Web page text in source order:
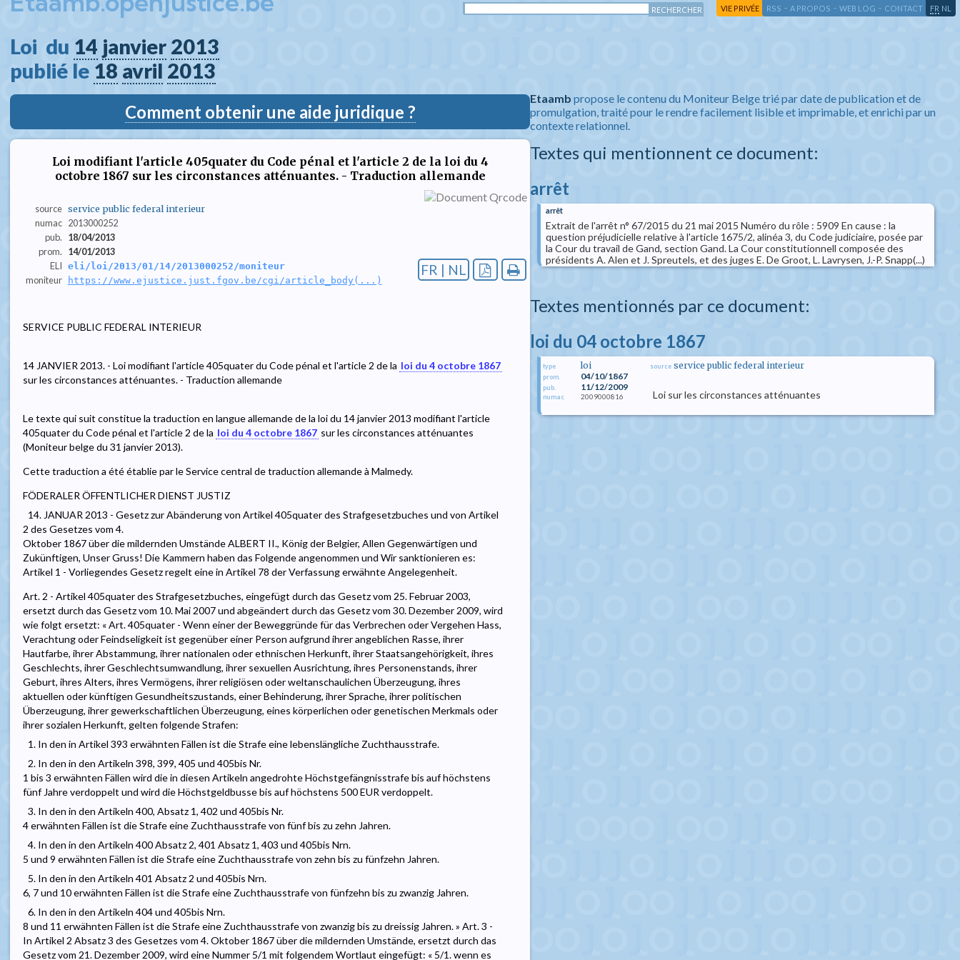
VIE PRIVÉE RSS - A PROPOS - WEB LOG - CONTACT FR NL
Loi  du 14 janvier 2013
publié le 18 avril 2013
Comment obtenir une aide juridique ?
Loi modifiant l'article 405quater du Code pénal et l'article 2 de la loi du 4
octobre 1867 sur les circonstances atténuantes. - Traduction allemande
source service public federal interieur
numac 2013000252
pub.
18/04/2013
prom.
14/01/2013
ELI eli/loi/2013/01/14/2013000252/moniteur
moniteur https://www.ejustice.just.fgov.be/cgi/article_body(...)
FR | NL
SERVICE PUBLIC FEDERAL INTERIEUR
14 JANVIER 2013. - Loi modifiant l'article 405quater du Code pénal et l'article 2 de la loi du 4 octobre 1867
sur les circonstances atténuantes. - Traduction allemande
Le texte qui suit constitue la traduction en langue allemande de la loi du 14 janvier 2013 modifiant l'article
405quater du Code pénal et l'article 2 de la loi du 4 octobre 1867 sur les circonstances atténuantes
(Moniteur belge du 31 janvier 2013).
Cette traduction a été établie par le Service central de traduction allemande à Malmedy.
FÖDERALER ÖFFENTLICHER DIENST JUSTIZ
14. JANUAR 2013 - Gesetz zur Abänderung von Artikel 405quater des Strafgesetzbuches und von Artikel
2 des Gesetzes vom 4.
Oktober 1867 über die mildernden Umstände ALBERT II., König der Belgier, Allen Gegenwärtigen und
Zukünftigen, Unser Gruss! Die Kammern haben das Folgende angenommen und Wir sanktionieren es:
Artikel 1 - Vorliegendes Gesetz regelt eine in Artikel 78 der Verfassung erwähnte Angelegenheit.
Art. 2 - Artikel 405quater des Strafgesetzbuches, eingefügt durch das Gesetz vom 25. Februar 2003,
ersetzt durch das Gesetz vom 10. Mai 2007 und abgeändert durch das Gesetz vom 30. Dezember 2009, wird
wie folgt ersetzt: « Art. 405quater - Wenn einer der Beweggründe für das Verbrechen oder Vergehen Hass,
Verachtung oder Feindseligkeit ist gegenüber einer Person aufgrund ihrer angeblichen Rasse, ihrer
Hautfarbe, ihrer Abstammung, ihrer nationalen oder ethnischen Herkunft, ihrer Staatsangehörigkeit, ihres
Geschlechts, ihrer Geschlechtsumwandlung, ihrer sexuellen Ausrichtung, ihres Personenstands, ihrer
Geburt, ihres Alters, ihres Vermögens, ihrer religiösen oder weltanschaulichen Überzeugung, ihres
aktuellen oder künftigen Gesundheitszustands, einer Behinderung, ihrer Sprache, ihrer politischen
Überzeugung, ihrer gewerkschaftlichen Überzeugung, eines körperlichen oder genetischen Merkmals oder
ihrer sozialen Herkunft, gelten folgende Strafen:
1. In den in Artikel 393 erwähnten Fällen ist die Strafe eine lebenslängliche Zuchthausstrafe.
2. In den in den Artikeln 398, 399, 405 und 405bis Nr.
1 bis 3 erwähnten Fällen wird die in diesen Artikeln angedrohte Höchstgefängnisstrafe bis auf höchstens
fünf Jahre verdoppelt und wird die Höchstgeldbusse bis auf höchstens 500 EUR verdoppelt.
3. In den in den Artikeln 400, Absatz 1, 402 und 405bis Nr.
4 erwähnten Fällen ist die Strafe eine Zuchthausstrafe von fünf bis zu zehn Jahren.
4. In den in den Artikeln 400 Absatz 2, 401 Absatz 1, 403 und 405bis Nrn.
5 und 9 erwähnten Fällen ist die Strafe eine Zuchthausstrafe von zehn bis zu fünfzehn Jahren.
5. In den in den Artikeln 401 Absatz 2 und 405bis Nrn.
6, 7 und 10 erwähnten Fällen ist die Strafe eine Zuchthausstrafe von fünfzehn bis zu zwanzig Jahren.
6. In den in den Artikeln 404 und 405bis Nrn.
8 und 11 erwähnten Fällen ist die Strafe eine Zuchthausstrafe von zwanzig bis zu dreissig Jahren. » Art. 3 -
In Artikel 2 Absatz 3 des Gesetzes vom 4. Oktober 1867 über die mildernden Umstände, ersetzt durch das
Gesetz vom 21. Dezember 2009, wird eine Nummer 5/1 mit folgendem Wortlaut eingefügt: « 5/1. wenn es
Etaamb propose le contenu du Moniteur Belge trié par date de publication et de
promulgation, traité pour le rendre facilement lisible et imprimable, et enrichi par un
contexte relationnel.
Textes qui mentionnent ce document:
arrêt
arrêt
Extrait de l'arrêt n° 67/2015 du 21 mai 2015 Numéro du rôle : 5909 En cause : la
question préjudicielle relative à l'article 1675/2, alinéa 3, du Code judiciaire, posée par
la Cour du travail de Gand, section Gand. La Cour constitutionnell composée des
présidents A. Alen et J. Spreutels, et des juges E. De Groot, L. Lavrysen, J.-P. Snapp(...)
Textes mentionnés par ce document:
loi du 04 octobre 1867
type loi
prom. 04/10/1867
pub. 11/12/2009
numac 2009000816
source service public federal interieur
Loi sur les circonstances atténuantes